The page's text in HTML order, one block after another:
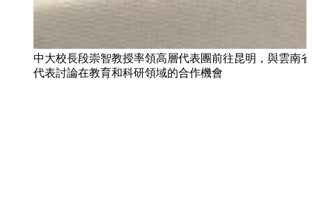
中大校長段崇智教授率領高層代表團前往昆明，與雲南
代表討論在教育和科研領域的合作機會